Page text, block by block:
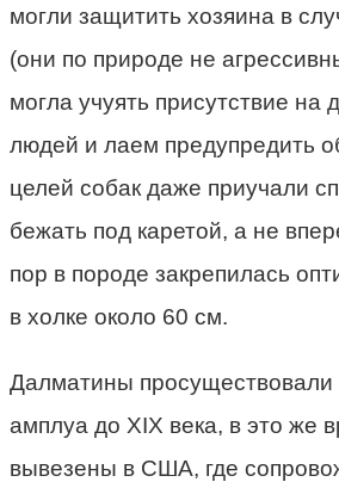
могли защитить хозяина в
(они по природе не
могла учуять присутствие на
людей и лаем предупредить
целей собак даже приучали
бежать под каретой, а не
пор в породе закрепилась
в холке около 60 см.
Далматины просуществовали
амплуа до XIX века, в это же
вывезены в США, где